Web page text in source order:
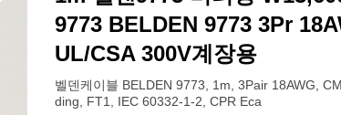
9773 BELDEN 9773 3Pr
UL/CSA 300V계장용
벨덴케이블 BELDEN 9773, 1m, 3Pair 18AWG,
ding, FT1, IEC 60332-1-2, CPR Eca